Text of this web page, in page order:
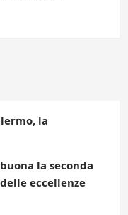
la
la seconda
eccellenze